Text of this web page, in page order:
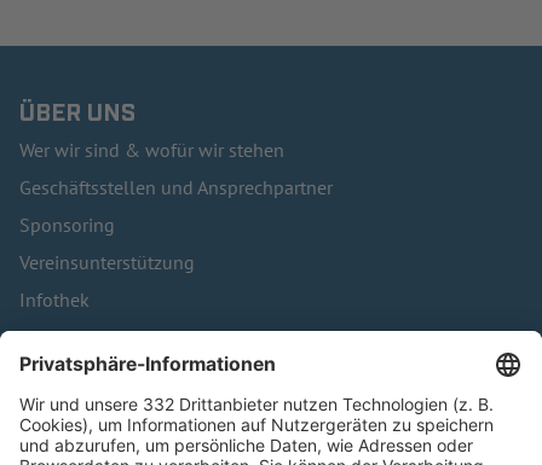
ÜBER UNS
Wer wir sind & wofür wir stehen
Geschäftsstellen und Ansprechpartner
Sponsoring
Vereinsunterstützung
Infothek
Kontakt
HÄUFIG BESUCHTE SEITEN
Pässe und Vereinswechsel